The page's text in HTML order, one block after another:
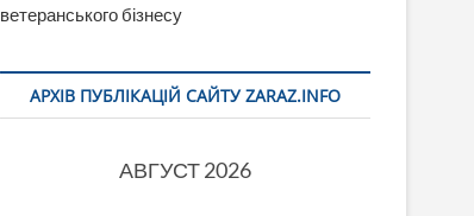
ветеранського бізнесу
АРХІВ ПУБЛІКАЦІЙ САЙТУ ZARAZ.INFO
АВГУСТ 2026